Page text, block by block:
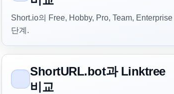
Short.io의 Free, Hobby, Pro, Team, Enterprise
단계.
ShortURL.bot과 Linktree
비교